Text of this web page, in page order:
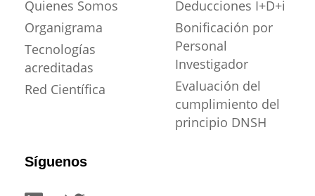
Quienes Somos
Organigrama
Tecnologías
acreditadas
Red Científica
Deducciones I+D+i
Bonificación por
Personal
Investigador
Evaluación del
cumplimiento del
principio DNSH
Síguenos